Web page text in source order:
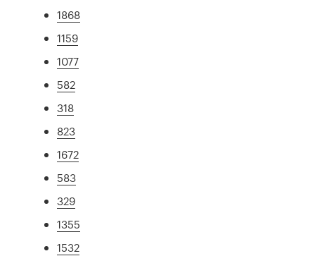
1868
1159
1077
582
318
823
1672
583
329
1355
1532